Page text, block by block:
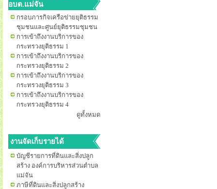
อบต.แม่จัน
กรอบภารกิจเครือข่ายยุติธรรม
ชุมชนและศูนย์ยุติธรรมชุมชน
การเข้าถึงงานบริการของ
กระทรวงยุติธรรม 1
การเข้าถึงงานบริการของ
กระทรวงยุติธรรม 2
การเข้าถึงงานบริการของ
กระทรวงยุติธรรม 3
การเข้าถึงงานบริการของ
กระทรวงยุติธรรม 4
ดูทั้งหมด
งานจัดเก็บรายได้
บัญชีรายการที่ดินและสิ่งปลูก
สร้าง องค์การบริหารส่วนตำบล
แม่จัน
ภาษีที่ดินและสิ่งปลูกสร้าง